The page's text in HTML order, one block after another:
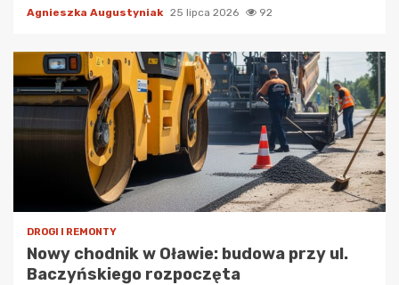
Agnieszka Augustyniak 25 lipca 2026 92
DROGI I REMONTY
Nowy chodnik w Oławie: budowa przy ul.
Baczyńskiego rozpoczęta